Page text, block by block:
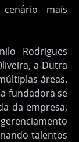
mais
Rodrigues
a Dutra
áreas.
fundadora se
da empresa,
talentos